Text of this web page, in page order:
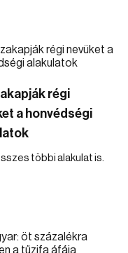
régi
a honvédségi
többi alakulat is.